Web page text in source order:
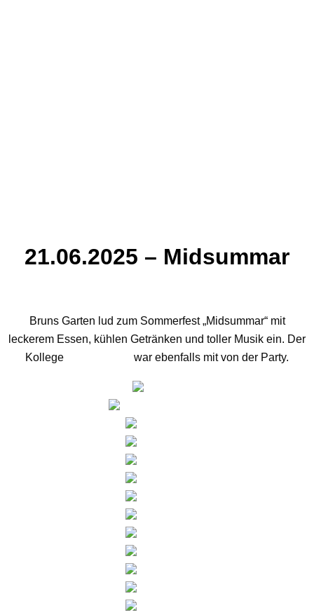
21.06.2025 – Midsummar
Bruns Garten lud zum Sommerfest „Midsummar“ mit
leckerem Essen, kühlen Getränken und toller Musik ein. Der
Kollege
war ebenfalls mit von der Party.